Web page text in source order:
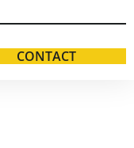
CONTACT